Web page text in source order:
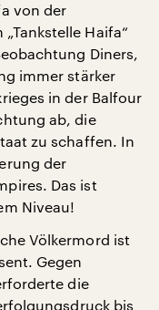
von der
Haifa“
Diners,
immer stärker
in der Balfour
ab, die
zu schaffen. In
der
Das ist
Niveau!
Völkermord ist
Gegen
die
bis